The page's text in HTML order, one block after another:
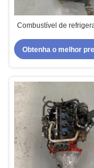
Combustível de
caminhão de bomba
Obtenha o melhor